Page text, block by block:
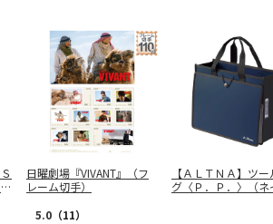
日曜劇場『VIVANT』（フ
レーム切手）
5.0 （11）
【ＡＬＴＮＡ】ツ
グ〈Ｐ．Ｐ．〉（ネ